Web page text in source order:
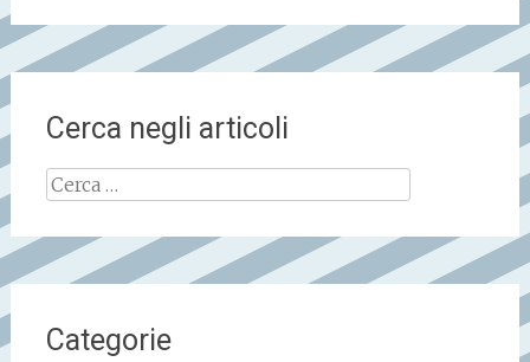
Cerca negli articoli
Ricerca
Categorie